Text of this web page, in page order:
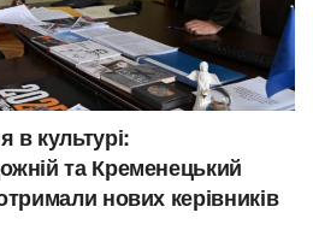
в культурі:
та Кременецький
нових керівників